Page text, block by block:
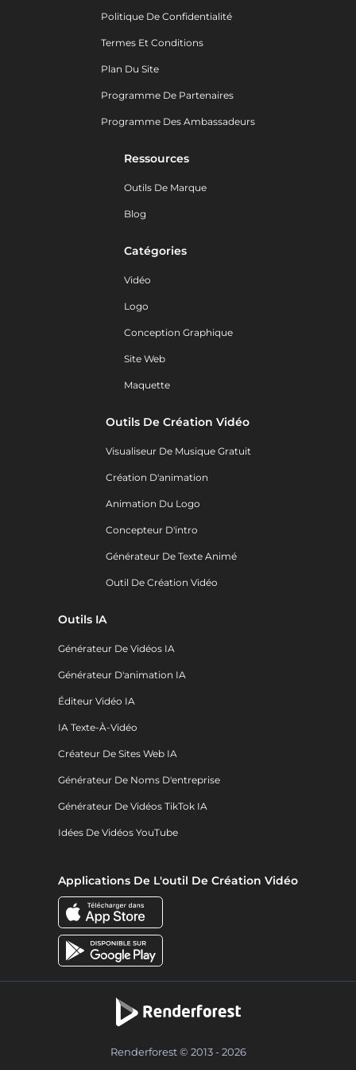
Politique De Confidentialité
Termes Et Conditions
Plan Du Site
Programme De Partenaires
Programme Des Ambassadeurs
Ressources
Outils De Marque
Blog
Catégories
Vidéo
Logo
Conception Graphique
Site Web
Maquette
Outils De Création Vidéo
Visualiseur De Musique Gratuit
Création D'animation
Animation Du Logo
Concepteur D'intro
Générateur De Texte Animé
Outil De Création Vidéo
Outils IA
Générateur De Vidéos IA
Générateur D'animation IA
Éditeur Vidéo IA
IA Texte-À-Vidéo
Créateur De Sites Web IA
Générateur De Noms D'entreprise
Générateur De Vidéos TikTok IA
Idées De Vidéos YouTube
Applications De L'outil De Création Vidéo
Renderforest © 2013 - 2026